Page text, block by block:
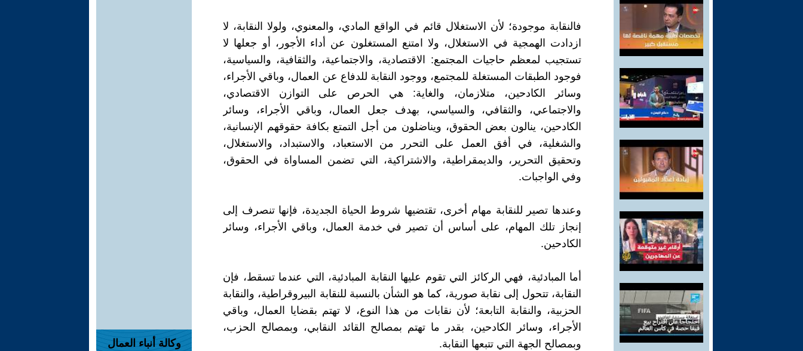
فالنقابة موجودة؛ لأن الاستغلال قائم في الواقع المادي، والمعنوي، ولولا النقابة، لا
ازدادت الهمجية في الاستغلال، ولا امتنع المستغلون عن أداء الأجور، أو جعلها لا
تستجيب لمعظم حاجيات المجتمع: الاقتصادية، والاجتماعية، والثقافية، والسياسية،
فوجود الطبقات المستغلة للمجتمع، ووجود النقابة للدفاع عن العمال، وباقي الأجراء،
وسائر الكادحين، متلازمان، والغاية: هي الحرص على التوازن الاقتصادي،
والاجتماعي، والثقافي، والسياسي، بهدف جعل العمال، وباقي الأجراء، وسائر
الكادحين، ينالون بعض الحقوق، ويناضلون من أجل التمتع بكافة حقوقهم الإنسانية،
والشغلية، في أفق العمل على التحرر من الاستعباد، والاستبداد، والاستغلال،
وتحقيق التحرير، والديمقراطية، والاشتراكية، التي تضمن المساواة في الحقوق،
وفي الواجبات.
وعندها تصير للنقابة مهام أخرى، تقتضيها شروط الحياة الجديدة، فإنها تنصرف إلى
إنجاز تلك المهام، على أساس أن تصير في خدمة العمال، وباقي الأجراء، وسائر
الكادحين.
أما المبادئية، فهي الركائز التي تقوم عليها النقابة المبادئية، التي عندما تسقط، فإن
النقابة، تتحول إلى نقابة صورية، كما هو الشأن بالنسبة للنقابة البيروقراطية، والنقابة
الحزبية، والنقابة التابعة؛ لأن نقابات من هذا النوع، لا تهتم بقضايا العمال، وباقي
الأجراء، وسائر الكادحين، بقدر ما تهتم بمصالح القائد النقابي، وبمصالح الحزب،
وبمصالح الجهة التي تتبعها النقابة.
وكالة أنباء العمال